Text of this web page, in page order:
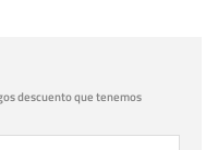
descuento que tenemos